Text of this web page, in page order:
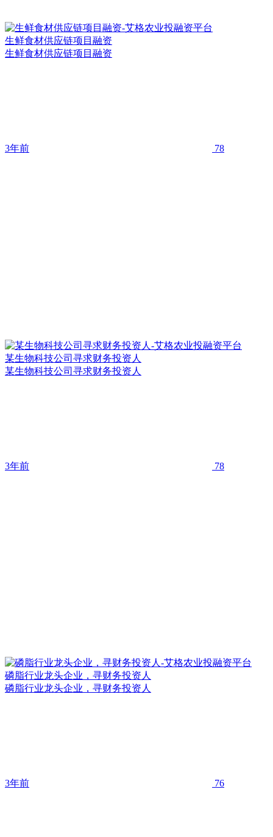
生鲜食材供应链项目融资
生鲜食材供应链项目融资
3年前 78
某生物科技公司寻求财务投资人
某生物科技公司寻求财务投资人
3年前 78
磷脂行业龙头企业，寻财务投资人
磷脂行业龙头企业，寻财务投资人
3年前 76